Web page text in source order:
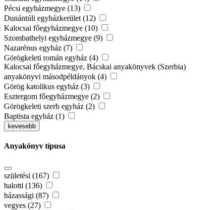
Pécsi egyházmegye (13)
Dunántúli egyházkerület (12)
Kalocsai főegyházmegye (10)
Szombathelyi egyházmegye (9)
Nazarénus egyház (7)
Görögkeleti román egyház (4)
Kalocsai főegyházmegye, Bácskai anyakönyvek (Szerbia)
anyakönyvi másodpéldányok (4)
Görög katolikus egyház (3)
Esztergom főegyházmegye (2)
Görögkeleti szerb egyház (2)
Baptista egyház (1)
kevesebb
Anyakönyv típusa
születési (167)
halotti (136)
házassági (87)
vegyes (27)